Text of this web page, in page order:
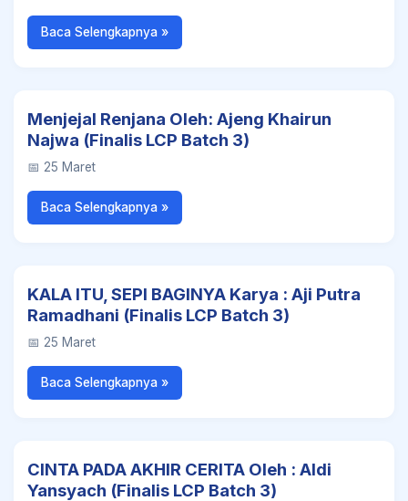
Baca Selengkapnya »
Menjejal Renjana Oleh: Ajeng Khairun
Najwa (Finalis LCP Batch 3)
📅 25 Maret
Baca Selengkapnya »
KALA ITU, SEPI BAGINYA Karya : Aji Putra
Ramadhani (Finalis LCP Batch 3)
📅 25 Maret
Baca Selengkapnya »
CINTA PADA AKHIR CERITA Oleh : Aldi
Yansyach (Finalis LCP Batch 3)